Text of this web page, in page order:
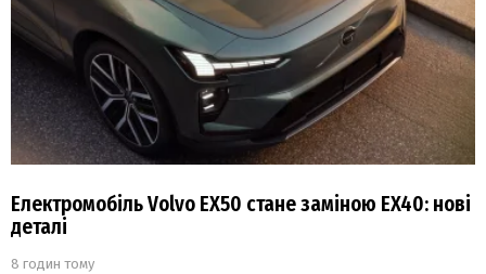
Електромобіль Volvo EX50 стане заміною EX40: нові
деталі
8 годин тому